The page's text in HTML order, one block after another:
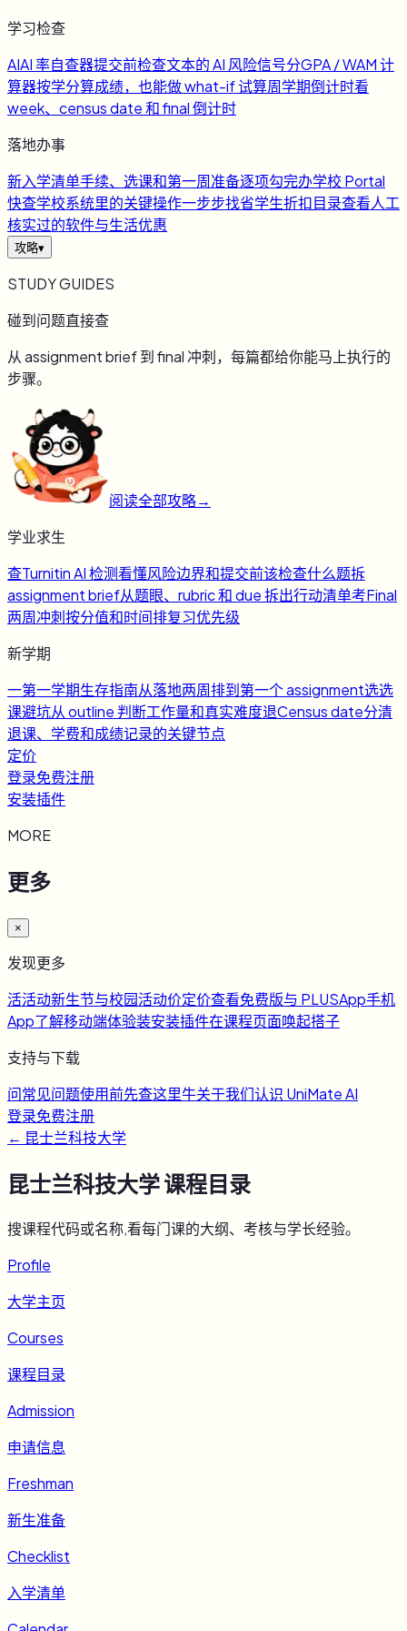
学习检查
AIAI 率自查器提交前检查文本的 AI 风险信号分GPA / WAM 计
算器按学分算成绩，也能做 what-if 试算周学期倒计时看
week、census date 和 final 倒计时
落地办事
新入学清单手续、选课和第一周准备逐项勾完办学校 Portal
快查学校系统里的关键操作一步步找省学生折扣目录查看人工
核实过的软件与生活优惠
攻略▾
STUDY GUIDES
碰到问题直接查
从 assignment brief 到 final 冲刺，每篇都给你能马上执行的
步骤。
阅读全部攻略→
学业求生
查Turnitin AI 检测看懂风险边界和提交前该检查什么题拆
assignment brief从题眼、rubric 和 due 拆出行动清单考Final
两周冲刺按分值和时间排复习优先级
新学期
一第一学期生存指南从落地两周排到第一个 assignment选选
课避坑从 outline 判断工作量和真实难度退Census date分清
退课、学费和成绩记录的关键节点
定价
登录免费注册
安装插件
MORE
更多
×
发现更多
活活动新生节与校园活动价定价查看免费版与 PLUSApp手机
App了解移动端体验装安装插件在课程页面唤起搭子
支持与下载
问常见问题使用前先查这里牛关于我们认识 UniMate AI
登录免费注册
← 昆士兰科技大学
昆士兰科技大学课程目录
搜课程代码或名称,看每门课的大纲、考核与学长经验。
Profile
大学主页
Courses
课程目录
Admission
申请信息
Freshman
新生准备
Checklist
入学清单